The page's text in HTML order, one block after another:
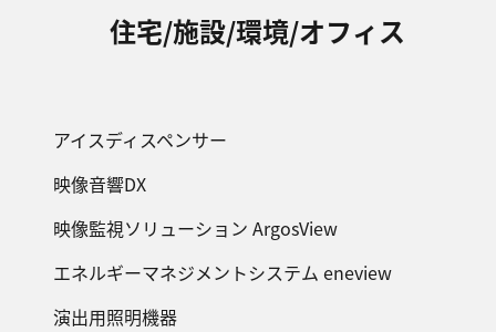
住宅/施設/環境/オフィス
アイスディスペンサー
映像音響DX
映像監視ソリューション ArgosView
エネルギーマネジメントシステム eneview
演出用照明機器